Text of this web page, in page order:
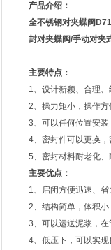
产品介绍：
全不锈钢对夹蝶阀
封对夹蝶阀/手动对夹
主要特点：
1、设计新颖、合理
2、操力矩小，操作
3、可以任何位置安
4、密封件可以更换
5、密封材料耐老化
主要优点：
1、启闭方便迅速、
2、结构简单，体积
3、可以运送泥浆，
4、低压下，可以实